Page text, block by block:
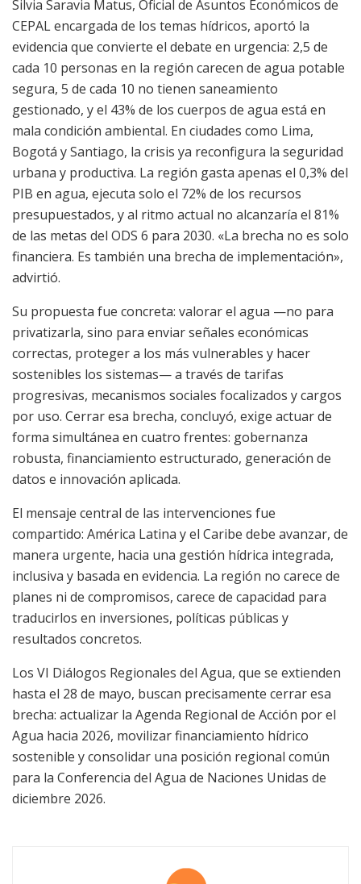
Silvia Saravia Matus, Oficial de Asuntos Económicos de
CEPAL encargada de los temas hídricos, aportó la
evidencia que convierte el debate en urgencia: 2,5 de
cada 10 personas en la región carecen de agua potable
segura, 5 de cada 10 no tienen saneamiento
gestionado, y el 43% de los cuerpos de agua está en
mala condición ambiental. En ciudades como Lima,
Bogotá y Santiago, la crisis ya reconfigura la seguridad
urbana y productiva. La región gasta apenas el 0,3% del
PIB en agua, ejecuta solo el 72% de los recursos
presupuestados, y al ritmo actual no alcanzaría el 81%
de las metas del ODS 6 para 2030. «La brecha no es solo
financiera. Es también una brecha de implementación»,
advirtió.
Su propuesta fue concreta: valorar el agua —no para
privatizarla, sino para enviar señales económicas
correctas, proteger a los más vulnerables y hacer
sostenibles los sistemas— a través de tarifas
progresivas, mecanismos sociales focalizados y cargos
por uso. Cerrar esa brecha, concluyó, exige actuar de
forma simultánea en cuatro frentes: gobernanza
robusta, financiamiento estructurado, generación de
datos e innovación aplicada.
El mensaje central de las intervenciones fue
compartido: América Latina y el Caribe debe avanzar, de
manera urgente, hacia una gestión hídrica integrada,
inclusiva y basada en evidencia. La región no carece de
planes ni de compromisos, carece de capacidad para
traducirlos en inversiones, políticas públicas y
resultados concretos.
Los VI Diálogos Regionales del Agua, que se extienden
hasta el 28 de mayo, buscan precisamente cerrar esa
brecha: actualizar la Agenda Regional de Acción por el
Agua hacia 2026, movilizar financiamiento hídrico
sostenible y consolidar una posición regional común
para la Conferencia del Agua de Naciones Unidas de
diciembre 2026.